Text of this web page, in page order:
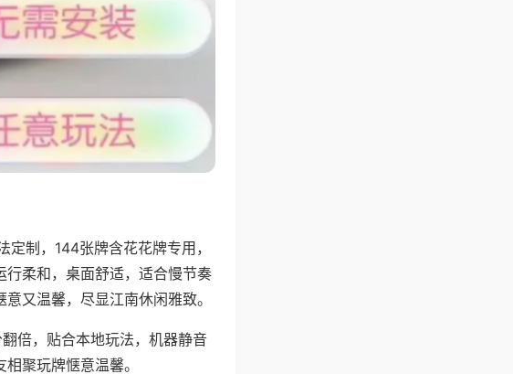
定制，144张牌含花花牌专用，
柔和，桌面舒适，适合慢节奏
又温馨，尽显江南休闲雅致。
倍，贴合本地玩法，机器静音
聚玩牌惬意温馨。